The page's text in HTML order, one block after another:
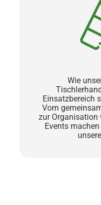
Wie
Einsatzbereich
Vom
zur Organisation
Events